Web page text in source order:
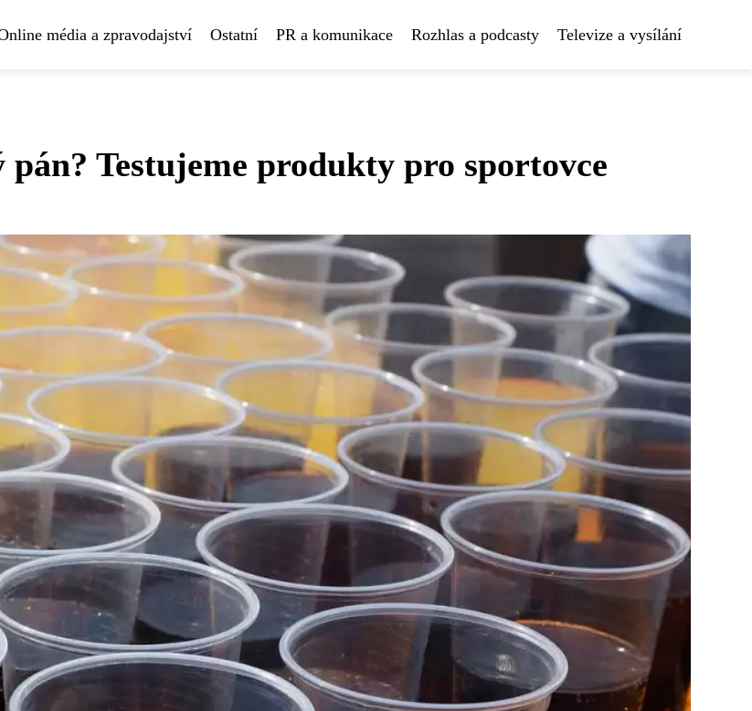
média a zpravodajství Ostatní PR a komunikace Rozhlas a podcasty Televize a vysílání
Testujeme produkty pro sportovce